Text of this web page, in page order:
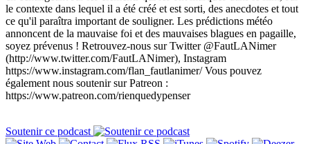
le contexte dans lequel il a été créé et est sorti, des anecdotes et tout
ce qu'il paraîtra important de souligner. Les prédictions météo
annoncent de la mauvaise foi et des mauvaises blagues en pagaille,
soyez prévenus ! Retrouvez-nous sur Twitter @FautLANimer
(http://www.twitter.com/FautLANimer), Instagram
https://www.instagram.com/flan_fautlanimer/ Vous pouvez
également nous soutenir sur Patreon :
https://www.patreon.com/rienquedypenser
Soutenir ce podcast